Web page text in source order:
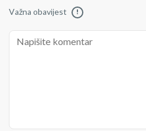
Važna obavijest !